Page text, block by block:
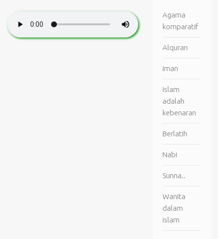
Agama
komparatif
Alquran
Iman
Islam
adalah
kebenaran
Berlatih
Nabi
Sunna..
Wanita
dalam
islam